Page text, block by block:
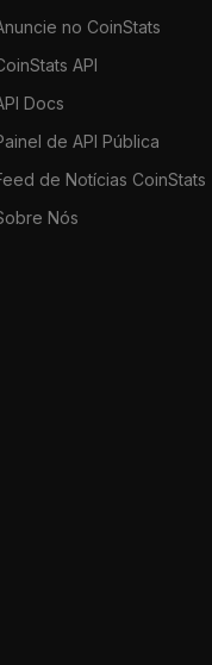
no CoinStats
API
Docs
de API Pública
de Notícias CoinStats
Nós